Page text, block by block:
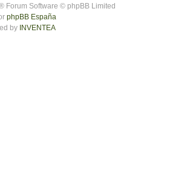
Forum Software © phpBB Limited
phpBB España
by INVENTEA